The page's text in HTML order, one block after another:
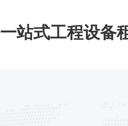
一站式工程设备